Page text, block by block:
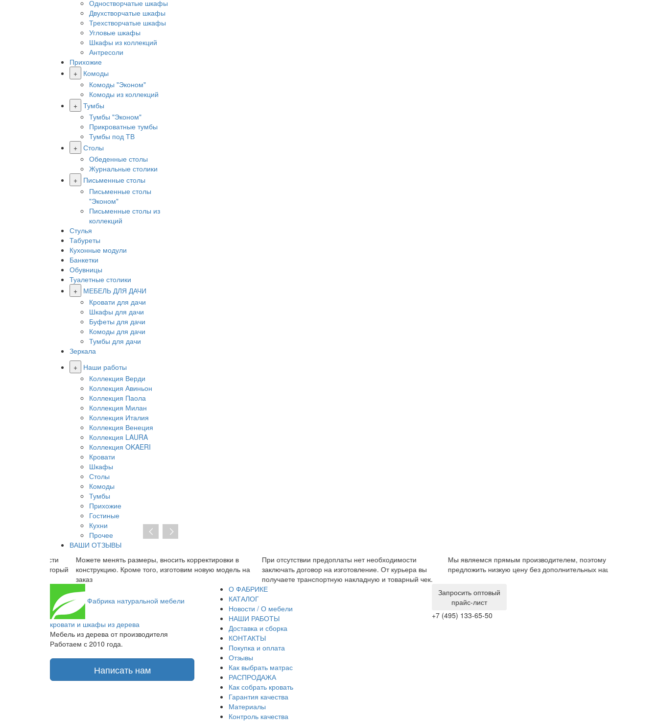
Одностворчатые шкафы
Двухстворчатые шкафы
Трехстворчатые шкафы
Угловые шкафы
Шкафы из коллекций
Антресоли
Прихожие
+
Комоды
Комоды "Эконом"
Комоды из коллекций
+ Тумбы
Тумбы "Эконом"
Прикроватные тумбы
Тумбы под ТВ
+ Столы
Обеденные столы
Журнальные столики
+
Письменные столы
Письменные столы
"Эконом"
Письменные столы из
коллекций
Стулья
Табуреты
Кухонные модули
Банкетки
Обувницы
Туалетные столики
+
МЕБЕЛЬ ДЛЯ ДАЧИ
Кровати для дачи
Шкафы для дачи
Буфеты для дачи
Комоды для дачи
Тумбы для дачи
Зеркала
+
Наши работы
Коллекция Верди
Коллекция Авиньон
Коллекция Паола
Коллекция Милан
Коллекция Италия
Коллекция Венеция
Коллекция LAURA
Коллекция OKAERI
Кровати
Шкафы
Столы
Комоды
Тумбы
Прихожие
Гостиные
Кухни
Прочее
ВАШИ ОТЗЫВЫ
Можете менять размеры, вносить корректировки в
конструкцию. Кроме того, изготовим новую модель на
При отсутствии предоплаты нет необходимости
заключать договор на изготовление. От курьера вы
получаете транспортную накладную и товарный чек.
Мы являемся прямым производителем, поэтому можем
предложить низкую цену без дополнительных наценок.
Фабрика натуральной мебели
кровати и шкафы из дерева
Мебель из дерева от производителя
Работаем с 2010 года.
Написать нам
О ФАБРИКЕ
КАТАЛОГ
Новости / О мебели
НАШИ РАБОТЫ
Доставка и сборка
КОНТАКТЫ
Покупка и оплата
Отзывы
Как выбрать матрас
РАСПРОДАЖА
Как собрать кровать
Гарантия качества
Материалы
Контроль качества
Запросить оптовый
прайс-лист
+7 (495) 133-65-50